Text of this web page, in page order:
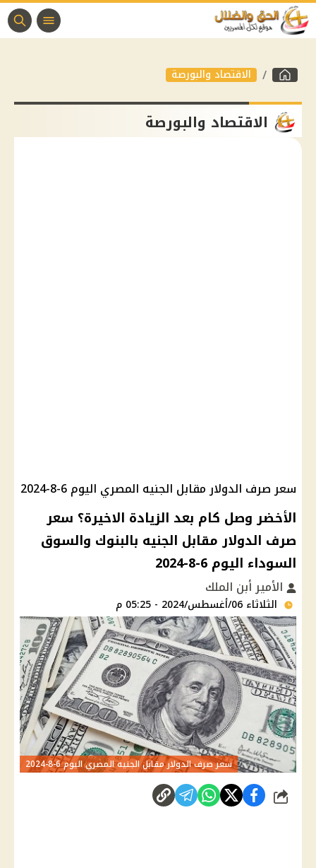
الاقتصاد والبورصة
الاقتصاد والبورصة
سعر صرف الدولار مقابل الجنيه المصري اليوم 6-8-2024
الأخضر وصل كام بعد الزيادة الاخيرة؟ سعر
صرف الدولار مقابل الجنيه بالبنوك والسوق
السوداء اليوم 6-8-2024
الأمير أبن الملك
الثلاثاء 06/أغسطس/2024 - 05:25 م
سعر صرف الدولار مقابل الجنيه المصري اليوم 6-8-2024
شارك